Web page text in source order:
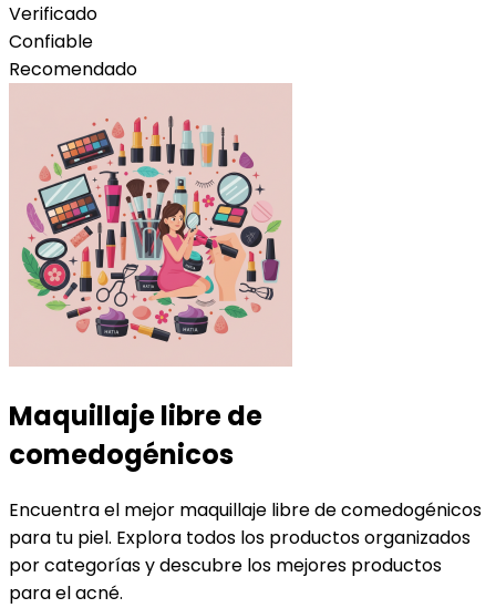
Verificado
Confiable
Recomendado
Maquillaje libre de
comedogénicos
Encuentra el mejor maquillaje libre de comedogénicos
para tu piel. Explora todos los productos organizados
por categorías y descubre los mejores productos
para el acné.